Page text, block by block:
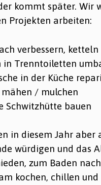
kommt später. Wir
Projekten arbeiten:
verbessern,
in Trenntoiletten
in der Küche
/ mulchen
Schwitzhütte bauen
in diesem Jahr aber
würdigen und das
zum Baden
kochen, chillen und